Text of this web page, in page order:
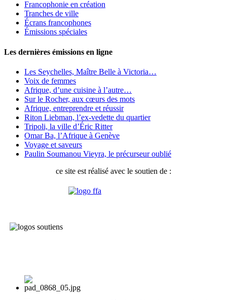
Francophonie en création
Tranches de ville
Écrans francophones
Émissions spéciales
Les dernières émissions en ligne
Les Seychelles, Maître Belle à Victoria…
Voix de femmes
Afrique, d’une cuisine à l’autre…
Sur le Rocher, aux cœurs des mots
Afrique, entreprendre et réussir
Riton Liebman, l’ex-vedette du quartier
Tripoli, la ville d’Éric Ritter
Omar Ba, l’Afrique à Genève
Voyage et saveurs
Paulin Soumanou Vieyra, le précurseur oublié
ce site est réalisé avec le soutien de :